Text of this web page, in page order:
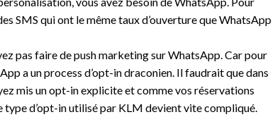
SMS qui ont le même taux d’ouverture que WhatsApp
pas faire de push marketing sur WhatsApp. Car pour
a un process d’opt-in draconien. Il faudrait que dans
mis un opt-in explicite et comme vos réservations
type d’opt-in utilisé par KLM devient vite compliqué.